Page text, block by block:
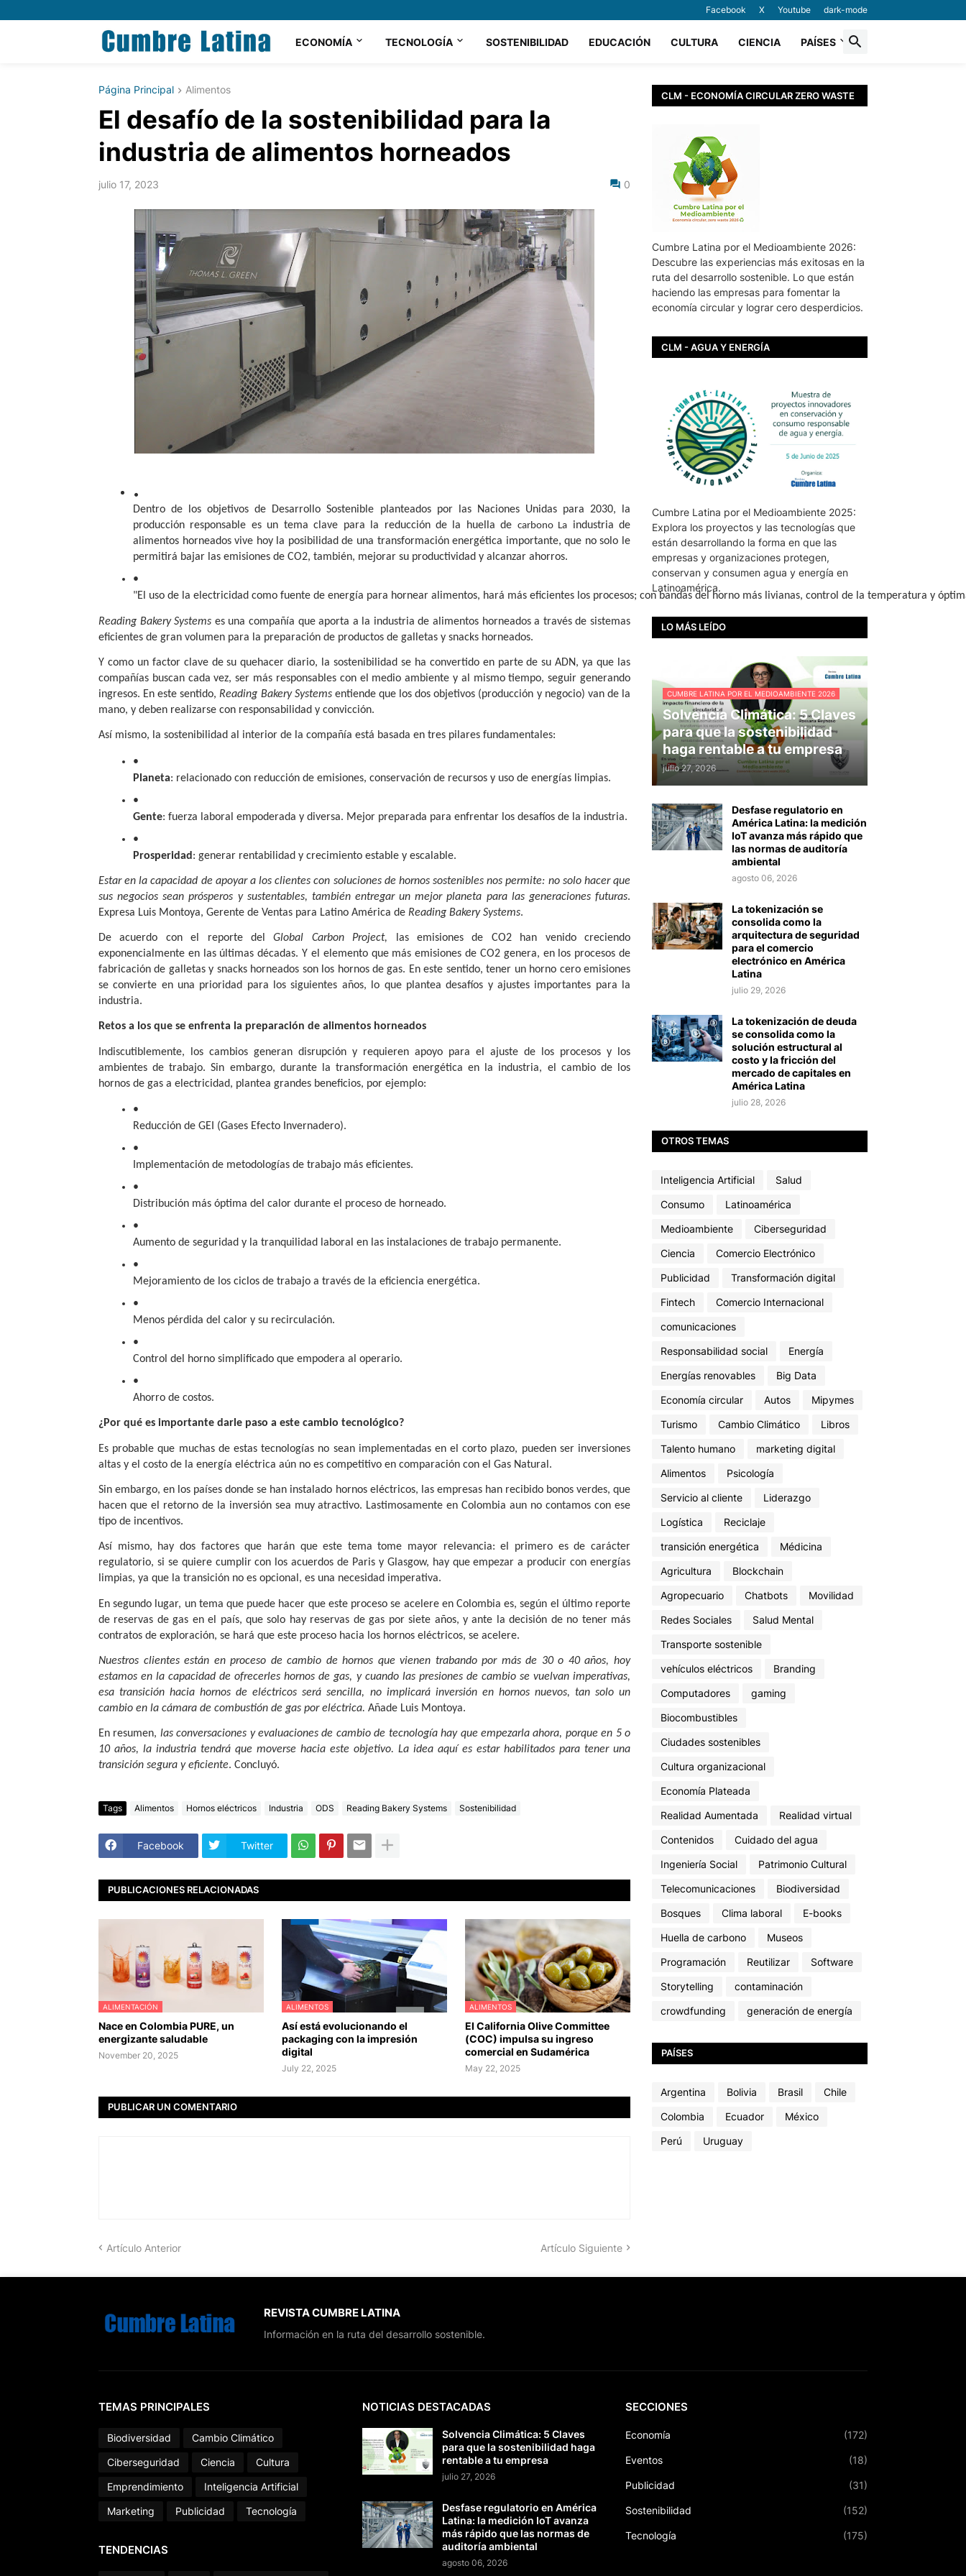
Facebook X Youtube dark-mode
ECONOMÍA TECNOLOGÍA SOSTENIBILIDAD EDUCACIÓN CULTURA CIENCIA PAÍSES
Página Principal Alimentos
El desafío de la sostenibilidad para la
industria de alimentos horneados
julio 17, 2023 0
Dentro de los objetivos de Desarrollo Sostenible planteados por las Naciones Unidas para 2030, la
producción responsable es un tema clave para la reducción de la huella de carbono La industria de
alimentos horneados vive hoy la posibilidad de una transformación energética importante, que no solo le
permitirá bajar las emisiones de CO2, también, mejorar su productividad y alcanzar ahorros.
"El uso de la electricidad como fuente de energía para hornear alimentos, hará más eficientes los procesos; con bandas del horno más livianas, control de la temperatura y
Reading Bakery Systems es una compañía que aporta a la industria de alimentos horneados a través de sistemas
eficientes de gran volumen para la preparación de productos de galletas y snacks horneados.
Y como un factor clave de su quehacer diario, la sostenibilidad se ha convertido en parte de su ADN, ya que las
compañías buscan cada vez, ser más responsables con el medio ambiente y al mismo tiempo, seguir generando
ingresos. En este sentido,Reading Bakery Systemsentiende que los dos objetivos (producción y negocio) van de la
mano, y deben realizarse con responsabilidad y convicción.
Así mismo, la sostenibilidad al interior de la compañía está basada en tres pilares fundamentales:
Planeta: relacionado con reducción de emisiones, conservación de recursos y uso de energías limpias.
Gente: fuerza laboral empoderada y diversa. Mejor preparada para enfrentar los desafíos de la industria.
Prosperidad : generar rentabilidad y crecimiento estable y escalable.
Estar en la capacidad de apoyar a los clientes con soluciones de hornos sostenibles nos permite: no solo hacer que
sus negocios sean prósperos y sustentables, también entregar un mejor planeta para las generaciones futuras.
Expresa Luis Montoya, Gerente de Ventas para Latino América de Reading Bakery Systems.
De acuerdo con el reporte delGlobal Carbon Project, las emisiones de CO2 han venido creciendo
exponencialmente en las últimas décadas. Y el elemento que más emisiones de CO2 genera, en los procesos de
fabricación de galletas y snacks horneados son los hornos de gas. En este sentido, tener un horno cero emisiones
se convierte en una prioridad para los siguientes años, lo que plantea desafíos y ajustes importantes para la
industria.
Retos a los que se enfrenta la preparación de alimentos horneados
Indiscutiblemente, los cambios generan disrupción y requieren apoyo para el ajuste de los procesos y los
ambientes de trabajo. Sin embargo, durante la transformación energética en la industria, el cambio de los
hornos de gas a electricidad, plantea grandes beneficios, por ejemplo:
Reducción de GEI (Gases Efecto Invernadero).
Implementación de metodologías de trabajo más eficientes.
Distribución más óptima del calor durante el proceso de horneado.
Aumento de seguridad y la tranquilidad laboral en las instalaciones de trabajo permanente.
Mejoramiento de los ciclos de trabajo a través de la eficiencia energética.
Menos pérdida del calor y su recirculación.
Control del horno simplificado que empodera al operario.
Ahorro de costos.
¿Por qué es importante darle paso a este cambio tecnológico?
Es probable que muchas de estas tecnologías no sean implementadas en el corto plazo, pueden ser inversiones
altas y el costo de la energía eléctrica aún no es competitivo en comparación con el Gas Natural.
Sin embargo, en los países donde se han instalado hornos eléctricos, las empresas han recibido bonos verdes, que
hacen que el retorno de la inversión sea muy atractivo. Lastimosamente en Colombia aun no contamos con ese
tipo de incentivos.
Así mismo, hay dos factores que harán que este tema tome mayor relevancia: el primero es de carácter
regulatorio, si se quiere cumplir con los acuerdos de Paris y Glasgow, hay que empezar a producir con energías
limpias, ya que la transición no es opcional, es una necesidad imperativa.
En segundo lugar, un tema que puede hacer que este proceso se acelere en Colombia es, según el último reporte
de reservas de gas en el país, que solo hay reservas de gas por siete años, y ante la decisión de no tener más
contratos de exploración, se hará que este proceso hacia los hornos eléctricos, se acelere.
Nuestros clientes están en proceso de cambio de hornos que vienen trabando por más de 30 o 40 años, hoy
estamos en la capacidad de ofrecerles hornos de gas, y cuando las presiones de cambio se vuelvan imperativas,
esa transición hacia hornos de eléctricos será sencilla, no implicará inversión en hornos nuevos, tan solo un
cambio en la cámara de combustión de gas por eléctrica. Añade Luis Montoya.
En resumen, las conversaciones y evaluaciones de cambio de tecnología hay que empezarla ahora, porque en 5 o
10 años, la industria tendrá que moverse hacia este objetivo. La idea aquí es estar habilitados para tener una
transición segura y eficiente. Concluyó.
Tags Alimentos Hornos eléctricos Industria ODS Reading Bakery Systems Sostenibilidad
Facebook Twitter
PUBLICACIONES RELACIONADAS
ALIMENTACIÓN
Nace en Colombia PURE, un
energizante saludable
November 20, 2025
ALIMENTOS
Así está evolucionando el
packaging con la impresión
digital
July 22, 2025
ALIMENTOS
El California Olive Committee
(COC) impulsa su ingreso
comercial en Sudamérica
May 22, 2025
PUBLICAR UN COMENTARIO
Artículo Anterior Artículo Siguiente
CLM - ECONOMÍA CIRCULAR ZERO WASTE
Cumbre Latina por el Medioambiente 2026:
Descubre las experiencias más exitosas en la
ruta del desarrollo sostenible. Lo que están
haciendo las empresas para fomentar la
economía circular y lograr cero desperdicios.
CLM - AGUA Y ENERGÍA
Cumbre Latina por el Medioambiente 2025:
Explora los proyectos y las tecnologías que
están desarrollando la forma en que las
empresas y organizaciones protegen,
conservan y consumen agua y energía en
Latinoamérica.
LO MÁS LEÍDO
CUMBRE LATINA POR EL MEDIOAMBIENTE 2026
Solvencia Climática: 5 Claves
para que la sostenibilidad
haga rentable a tu empresa
julio 27, 2026
Desfase regulatorio en
América Latina: la medición
IoT avanza más rápido que
las normas de auditoría
ambiental
agosto 06, 2026
La tokenización se
consolida como la
arquitectura de seguridad
para el comercio
electrónico en América
Latina
julio 29, 2026
La tokenización de deuda
se consolida como la
solución estructural al
costo y la fricción del
mercado de capitales en
América Latina
julio 28, 2026
OTROS TEMAS
Inteligencia Artificial
Salud
Consumo
Latinoamérica
Medioambiente
Ciberseguridad
Ciencia
Comercio Electrónico
Publicidad
Transformación digital
Fintech
Comercio Internacional
comunicaciones
Responsabilidad social
Energía
Energías renovables
Big Data
Economía circular
Autos
Mipymes
Turismo
Cambio Climático
Libros
Talento humano
marketing digital
Alimentos
Psicología
Servicio al cliente
Liderazgo
Logística
Reciclaje
transición energética
Médicina
Agricultura
Blockchain
Agropecuario
Chatbots
Movilidad
Redes Sociales
Salud Mental
Transporte sostenible
vehículos eléctricos
Branding
Computadores
gaming
Biocombustibles
Ciudades sostenibles
Cultura organizacional
Economía Plateada
Realidad Aumentada
Realidad virtual
Contenidos
Cuidado del agua
Ingeniería Social
Patrimonio Cultural
Telecomunicaciones
Biodiversidad
Bosques
Clima laboral
E-books
Huella de carbono
Museos
Programación
Reutilizar
Software
Storytelling
contaminación
crowdfunding
generación de energía
PAÍSES
Argentina Bolivia Brasil
Chile
Colombia
Ecuador
México
Perú
Uruguay
REVISTA CUMBRE LATINA
Información en la ruta del desarrollo sostenible.
TEMAS PRINCIPALES
Biodiversidad
Cambio Climático
Ciberseguridad
Ciencia
Cultura
Emprendimiento
Inteligencia Artificial
Marketing
Publicidad Tecnología
TENDENCIAS
NOTICIAS DESTACADAS
Solvencia Climática: 5 Claves
para que la sostenibilidad haga
rentable a tu empresa
julio 27, 2026
Desfase regulatorio en América
Latina: la medición IoT avanza
más rápido que las normas de
auditoría ambiental
agosto 06, 2026
SECCIONES
Economía (172)
Eventos (18)
Publicidad (31)
Sostenibilidad (152)
Tecnología (175)